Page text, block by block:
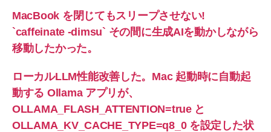
MacBook を閉じてもスリープさせない!
`caffeinate -dimsu` その間に生成AIを動かしながら
移動したかった。
ローカルLLM性能改善した。Mac 起動時に自動起
動する Ollama アプリが、
OLLAMA_FLASH_ATTENTION=true と
OLLAMA_KV_CACHE_TYPE=q8_0 を設定した状